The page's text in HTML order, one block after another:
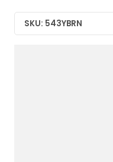
SKU: 543YBRN